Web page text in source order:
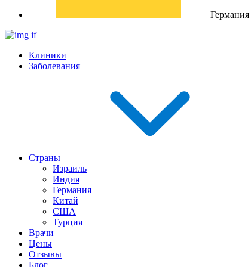
Германия
Клиники
Заболевания
Страны
Израиль
Индия
Германия
Китай
США
Турция
Врачи
Цены
Отзывы
Блог